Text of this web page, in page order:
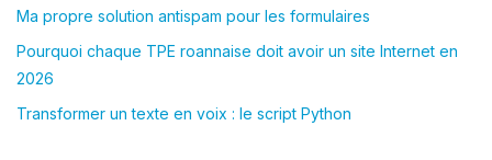
Ma propre solution antispam pour les formulaires
Pourquoi chaque TPE roannaise doit avoir un site Internet en
2026
Transformer un texte en voix : le script Python